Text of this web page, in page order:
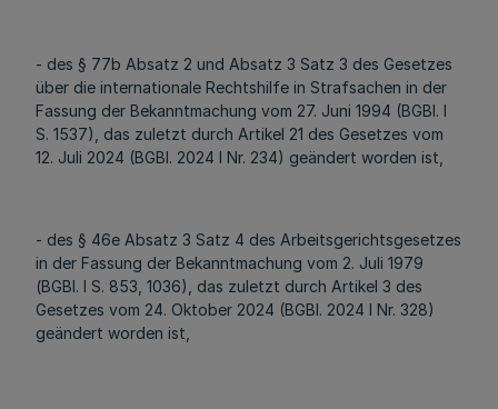
- des § 77b Absatz 2 und Absatz 3 Satz 3 des Gesetzes
über die internationale Rechtshilfe in Strafsachen in der
Fassung der Bekanntmachung vom 27. Juni 1994 (BGBl. I
S. 1537), das zuletzt durch Artikel 21 des Gesetzes vom
12. Juli 2024 (BGBl. 2024 I Nr. 234) geändert worden ist,
- des § 46e Absatz 3 Satz 4 des Arbeitsgerichtsgesetzes
in der Fassung der Bekanntmachung vom 2. Juli 1979
(BGBl. I S. 853, 1036), das zuletzt durch Artikel 3 des
Gesetzes vom 24. Oktober 2024 (BGBl. 2024 I Nr. 328)
geändert worden ist,